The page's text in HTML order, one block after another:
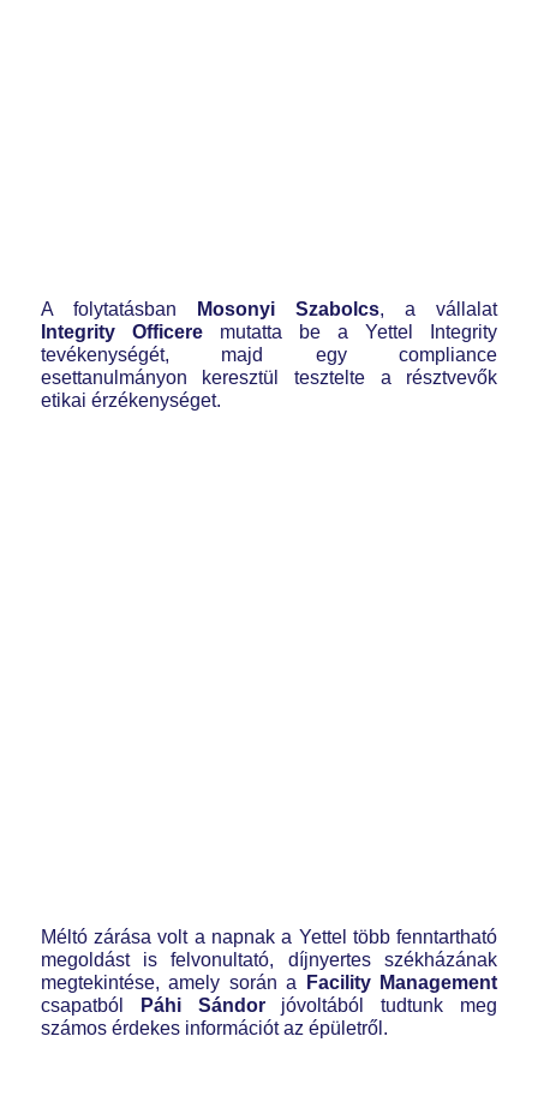
A folytatásban Mosonyi Szabolcs, a vállalat
Integrity Officeremutatta be a Yettel Integrity
tevékenységét, majd egy compliance
esettanulmányon keresztül tesztelte a résztvevők
etikai érzékenységet.
Méltó zárása volt a napnak a Yettel több fenntartható
megoldást is felvonultató, díjnyertes székházának
megtekintése, amely során a
Facility Management
csapatból
Páhi Sándorjóvoltából tudtunk meg
számos érdekes információt az épületről.